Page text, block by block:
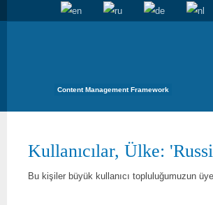
Content Management Framework
Kullanıcılar, Ülke:
Bu kişiler büyük kullanıcı topluluğumuzun